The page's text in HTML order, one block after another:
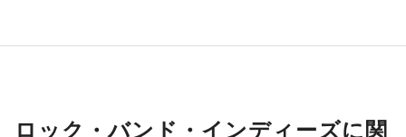
ロック・バンド・インディーズに関